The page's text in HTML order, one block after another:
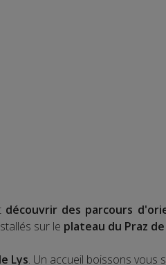
découvrir des parcours
sur le plateau du Praz de
Lys. Un accueil boissons vous